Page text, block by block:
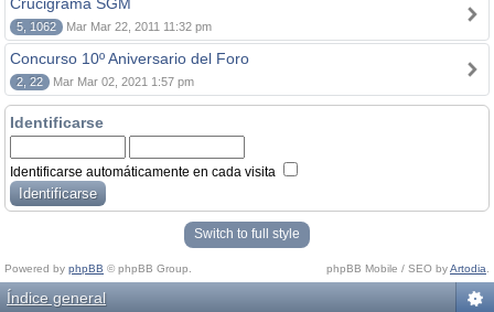
5, 1062 Mar Mar 22, 2011 11:32 pm
Concurso 10º Aniversario del Foro
2, 22 Mar Mar 02, 2021 1:57 pm
Identificarse
Identificarse automáticamente en cada visita
Switch to full style
Powered by phpBB © phpBB Group. phpBB Mobile / SEO byArtodia
Índice general